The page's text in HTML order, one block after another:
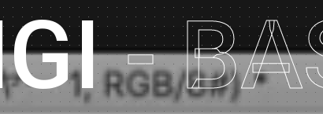
-
関西テレビ どっちがホントコント
TBS マサカの映像グランプ
フジテレビ 100TAINER